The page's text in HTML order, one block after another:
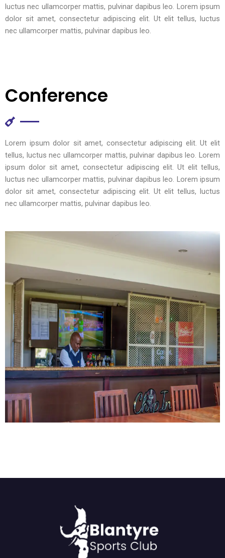
luctus nec ullamcorper mattis, pulvinar dapibus leo. Lorem ipsum
dolor sit amet, consectetur adipiscing elit. Ut elit tellus, luctus
nec ullamcorper mattis, pulvinar dapibus leo.
Conference
Lorem ipsum dolor sit amet, consectetur adipiscing elit. Ut elit
tellus, luctus nec ullamcorper mattis, pulvinar dapibus leo. Lorem
ipsum dolor sit amet, consectetur adipiscing elit. Ut elit tellus,
luctus nec ullamcorper mattis, pulvinar dapibus leo. Lorem ipsum
dolor sit amet, consectetur adipiscing elit. Ut elit tellus, luctus
nec ullamcorper mattis, pulvinar dapibus leo.